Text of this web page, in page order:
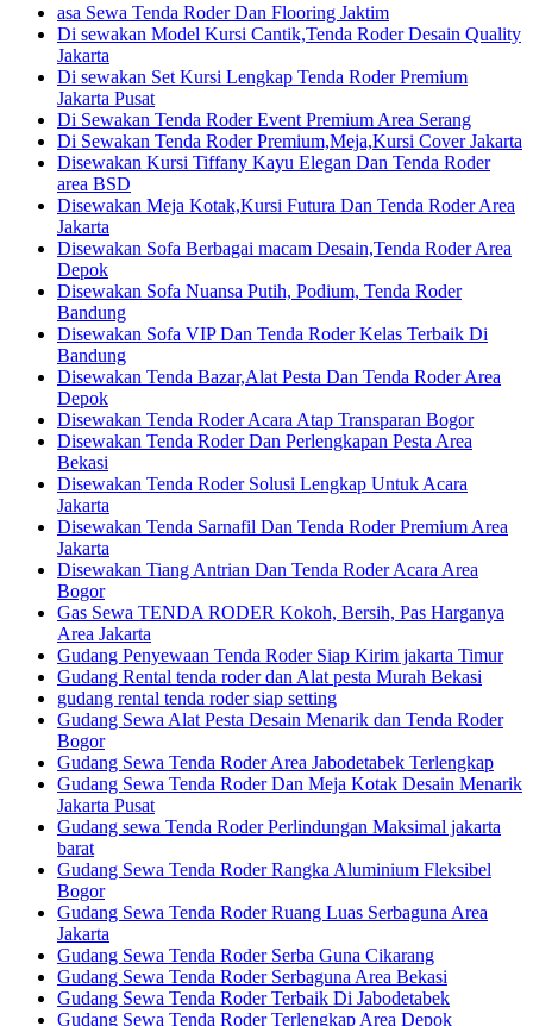
asa Sewa Tenda Roder Dan Flooring Jaktim
Di sewakan Model Kursi Cantik,Tenda Roder Desain Quality
Jakarta
Di sewakan Set Kursi Lengkap Tenda Roder Premium
Jakarta Pusat
Di Sewakan Tenda Roder Event Premium Area Serang
Di Sewakan Tenda Roder Premium,Meja,Kursi Cover Jakarta
Disewakan Kursi Tiffany Kayu Elegan Dan Tenda Roder
area BSD
Disewakan Meja Kotak,Kursi Futura Dan Tenda Roder Area
Jakarta
Disewakan Sofa Berbagai macam Desain,Tenda Roder Area
Depok
Disewakan Sofa Nuansa Putih, Podium, Tenda Roder
Bandung
Disewakan Sofa VIP Dan Tenda Roder Kelas Terbaik Di
Bandung
Disewakan Tenda Bazar,Alat Pesta Dan Tenda Roder Area
Depok
Disewakan Tenda Roder Acara Atap Transparan Bogor
Disewakan Tenda Roder Dan Perlengkapan Pesta Area
Bekasi
Disewakan Tenda Roder Solusi Lengkap Untuk Acara
Jakarta
Disewakan Tenda Sarnafil Dan Tenda Roder Premium Area
Jakarta
Disewakan Tiang Antrian Dan Tenda Roder Acara Area
Bogor
Gas Sewa TENDA RODER Kokoh, Bersih, Pas Harganya
Area Jakarta
Gudang Penyewaan Tenda Roder Siap Kirim jakarta Timur
Gudang Rental tenda roder dan Alat pesta Murah Bekasi
gudang rental tenda roder siap setting
Gudang Sewa Alat Pesta Desain Menarik dan Tenda Roder
Bogor
Gudang Sewa Tenda Roder Area Jabodetabek Terlengkap
Gudang Sewa Tenda Roder Dan Meja Kotak Desain Menarik
Jakarta Pusat
Gudang sewa Tenda Roder Perlindungan Maksimal jakarta
barat
Gudang Sewa Tenda Roder Rangka Aluminium Fleksibel
Bogor
Gudang Sewa Tenda Roder Ruang Luas Serbaguna Area
Jakarta
Gudang Sewa Tenda Roder Serba Guna Cikarang
Gudang Sewa Tenda Roder Serbaguna Area Bekasi
Gudang Sewa Tenda Roder Terbaik Di Jabodetabek
Gudang Sewa Tenda Roder Terlengkap Area Depok